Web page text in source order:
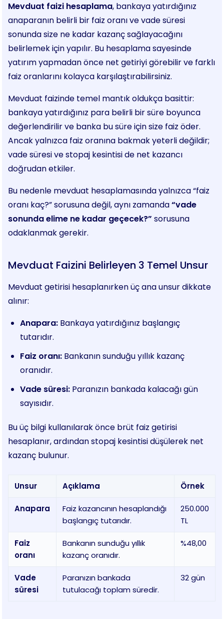
Mevduat faizi hesaplama, bankaya yatırdığınız
anaparanın belirli bir faiz oranı ve vade süresi
sonunda size ne kadar kazanç sağlayacağını
belirlemek için yapılır. Bu hesaplama sayesinde
yatırım yapmadan önce net getiriyi görebilir ve farklı
faiz oranlarını kolayca karşılaştırabilirsiniz.
Mevduat faizinde temel mantık oldukça basittir:
bankaya yatırdığınız para belirli bir süre boyunca
değerlendirilir ve banka bu süre için size faiz öder.
Ancak yalnızca faiz oranına bakmak yeterli değildir;
vade süresi ve stopaj kesintisi de net kazancı
doğrudan etkiler.
Bu nedenle mevduat hesaplamasında yalnızca “faiz
oranı kaç?” sorusuna değil, aynı zamanda“vade
sonunda elime ne kadar geçecek?” sorusuna
odaklanmak gerekir.
Mevduat Faizini Belirleyen 3 Temel Unsur
Mevduat getirisi hesaplanırken üç ana unsur dikkate
alınır:
Anapara: Bankaya yatırdığınız başlangıç
tutarıdır.
Faiz oranı: Bankanın sunduğu yıllık kazanç
oranıdır.
Vade süresi: Paranızın bankada kalacağı gün
sayısıdır.
Bu üç bilgi kullanılarak önce brüt faiz getirisi
hesaplanır, ardından stopaj kesintisi düşülerek net
kazanç bulunur.
Unsur Açıklama Örnek
Anapara
Faiz kazancının hesaplandığı
başlangıç tutarıdır.
250.000
TL
Faiz
oranı
Bankanın sunduğu yıllık
kazanç oranıdır.
%48,00
Vade
süresi
Paranızın bankada
tutulacağı toplam süredir.
32 gün